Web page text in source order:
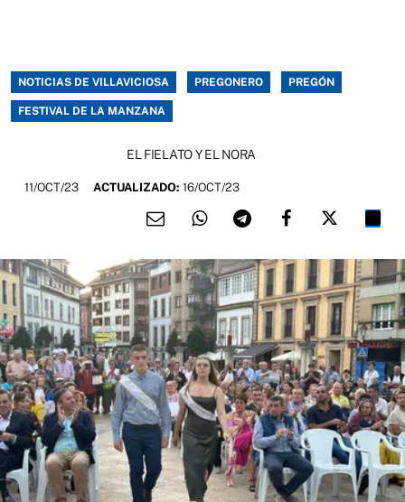
NOTICIAS DE VILLAVICIOSA PREGONERO PREGÓN
FESTIVAL DE LA MANZANA
EL FIELATO Y EL NORA
11/OCT/23 ACTUALIZADO: 16/OCT/23